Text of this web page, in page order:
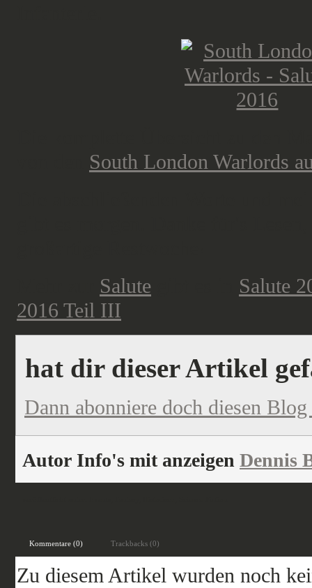
South London Warlords
Salute
Salute
2016 Teil III
hat dir dieser Artikel
Dann abonniere doch diesen
Autor Info's mit anzeigen Dennis
Kommentare (0) Trackbacks (0)
Zu diesem Artikel wurden noch